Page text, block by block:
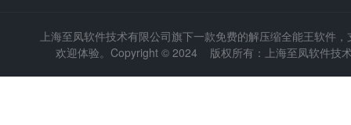
上海至凤软件技术有限公司旗下一款免费的解压缩全能王软件
欢迎体验。Copyright © 2024 版权所有：上海至凤软件技